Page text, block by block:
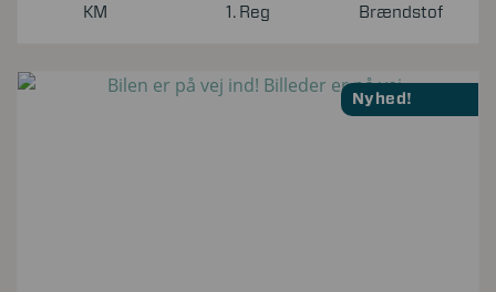
KM
1. Reg
Brændstof
Nyhed!